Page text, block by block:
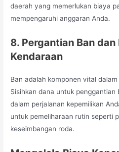
daerah yang memerlukan biaya
mempengaruhi anggaran Anda.
8. Pergantian Ban
Kendaraan
Ban adalah komponen vital
Sisihkan dana untuk penggantian
dalam perjalanan kepemilikan
untuk pemeliharaan rutin seperti
keseimbangan roda.